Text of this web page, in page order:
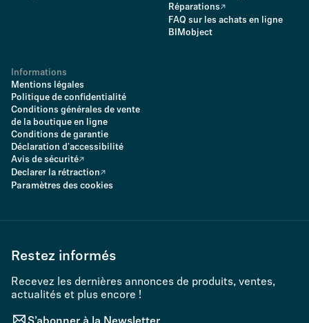
Réparations
FAQ sur les achats en ligne
BIMobject
Informations
Mentions légales
Politique de confidentialité
Conditions générales de vente
de la boutique en ligne
Conditions de garantie
Déclaration d'accessibilité
Avis de sécurité
Declarer la rétraction
Paramètres des cookies
Restez informés
Recevez les dernières annonces de produits, ventes,
actualités et plus encore !